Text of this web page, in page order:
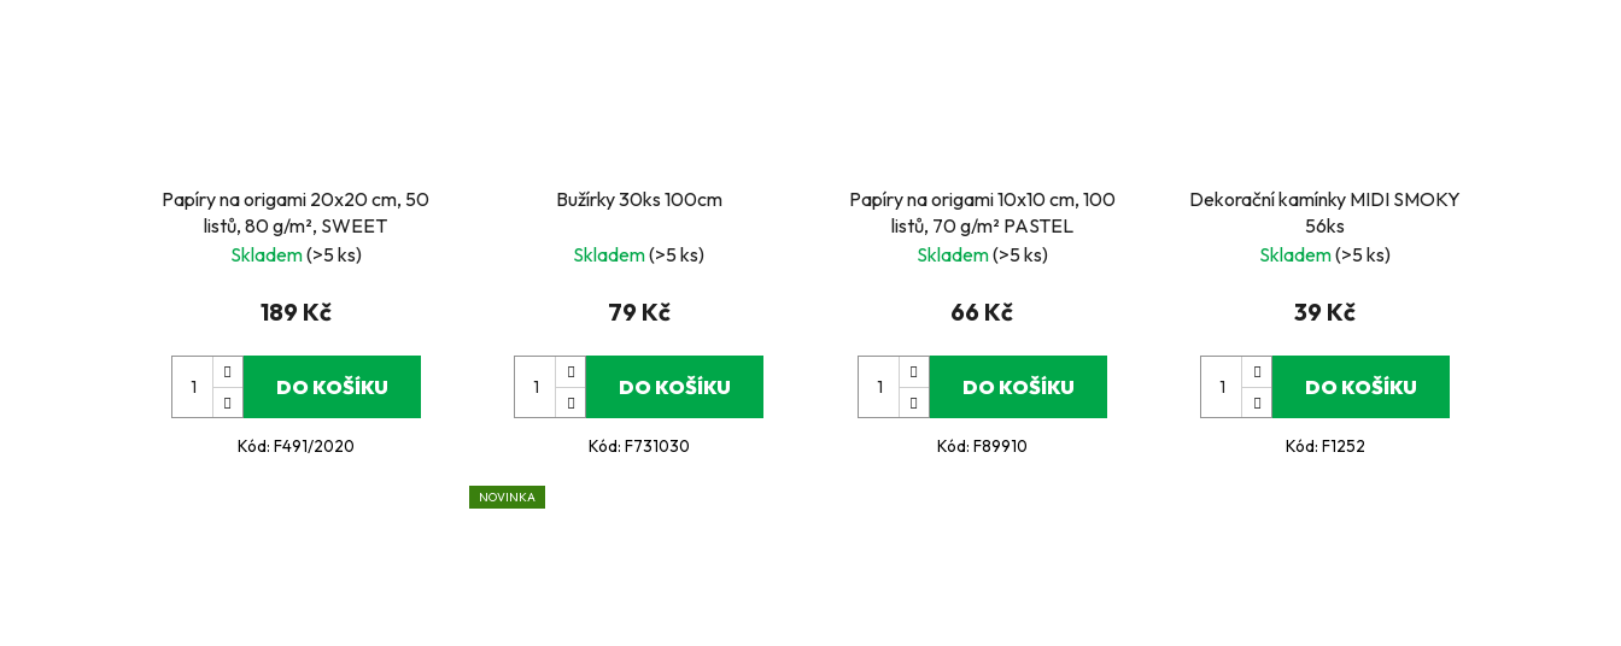
Papíry na origami 20x20 cm, 50
listů, 80 g/m², SWEET
Skladem(>5 ks)
189 Kč
DO KOŠÍKU
Kód: F491/2020
Bužírky 30ks 100cm
Skladem(>5 ks)
79 Kč
DO KOŠÍKU
Kód: F731030
Papíry na origami 10x10 cm, 100
listů, 70 g/m² PASTEL
Skladem(>5 ks)
66 Kč
DO KOŠÍKU
Kód: F89910
Dekorační kamínky MIDI SMOKY
56ks
Skladem(>5 ks)
39 Kč
DO KOŠÍKU
Kód: F1252
NOVINKA